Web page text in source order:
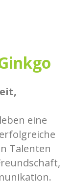
eine
Talenten